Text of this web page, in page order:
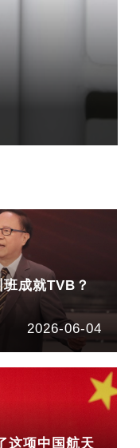
成就TVB？
2026-06-04
这项中国航天